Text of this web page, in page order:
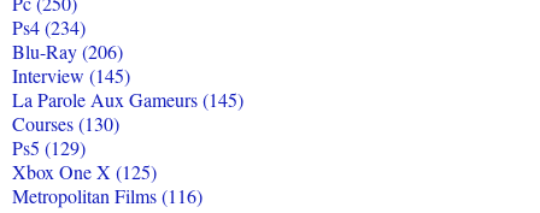
Ps4 (234)
Blu-Ray (206)
Interview (145)
La Parole Aux Gameurs (145)
Courses (130)
Ps5 (129)
Xbox One X (125)
Metropolitan Films (116)